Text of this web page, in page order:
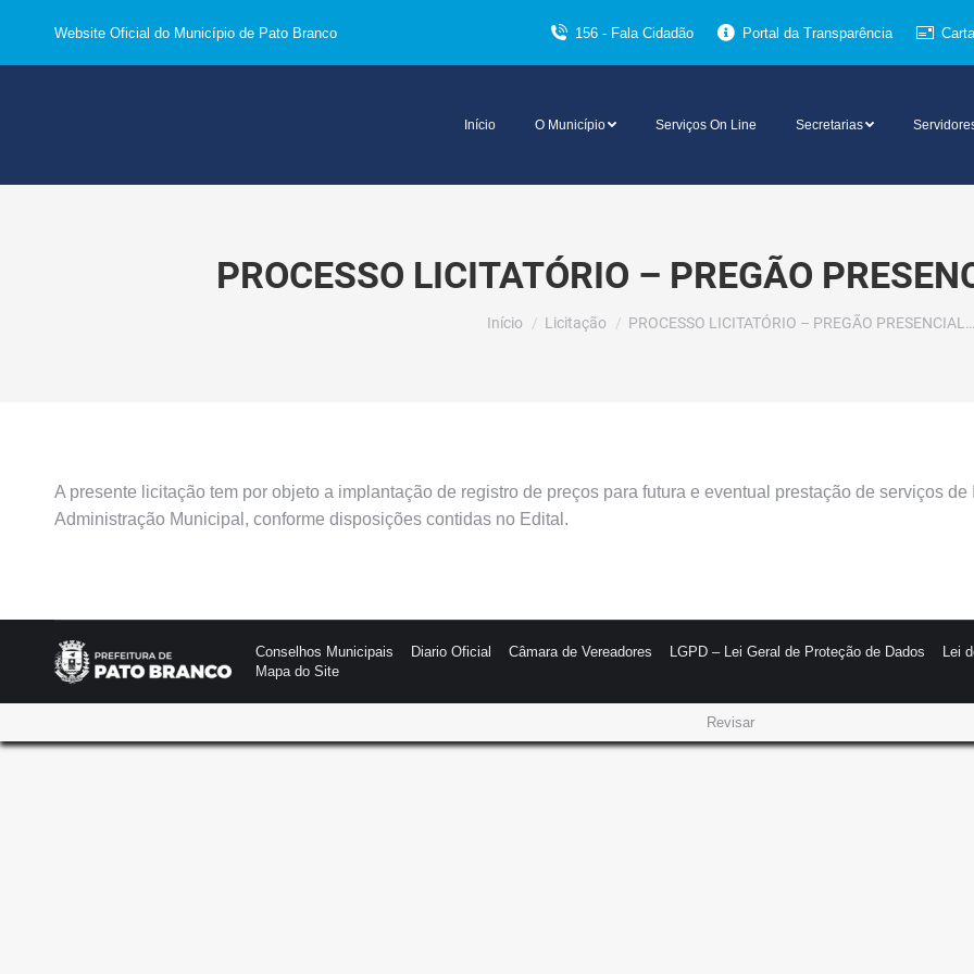
Website Oficial do Município de Pato Branco 156 - Fala Cidadão Portal da Transparência
Início O Município Serviços On Line Secretarias
PROCESSO LICITATÓRIO – PREGÃO
Você está aqui:
Início Licitação PROCESSO LICITATÓRIO – PREGÃO PRESENCIAL…
A presente licitação tem por objeto a implantação de registro de preços para futura e eventual prestação de serviços
Administração Municipal, conforme disposições contidas no Edital.
Conselhos Municipais Diario Oficial Câmara de Vereadores LGPD – Lei Geral de Proteção de Dados Lei
Mapa do Site
Revisar